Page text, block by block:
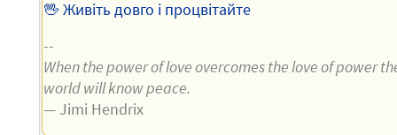
🖖 Живіть довго і процвітайте
--
When the power of love overcomes the love of power
world will know peace.
— Jimi Hendrix